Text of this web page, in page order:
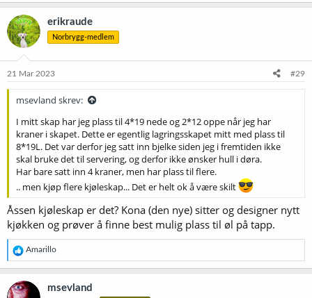
a
s
j
n
e
erikraude
Norbrygg-medlem
21 Mar 2023 #29
msevland skrev:
I mitt skap har jeg plass til 4*19 nede og 2*12 oppe når jeg har
kraner i skapet. Dette er egentlig lagringsskapet mitt med plass til
8*19L. Det var derfor jeg satt inn bjelke siden jeg i fremtiden ikke
skal bruke det til servering, og derfor ikke ønsker hull i døra.
Har bare satt inn 4 kraner, men har plass til flere.
.. men kjøp flere kjøleskap... Det er helt ok å være skilt
Åssen kjøleskap er det? Kona (den nye) sitter og designer nytt
kjøkken og prøver å finne best mulig plass til øl på tapp.
R
e
a
k
s
Amarillo
msevland